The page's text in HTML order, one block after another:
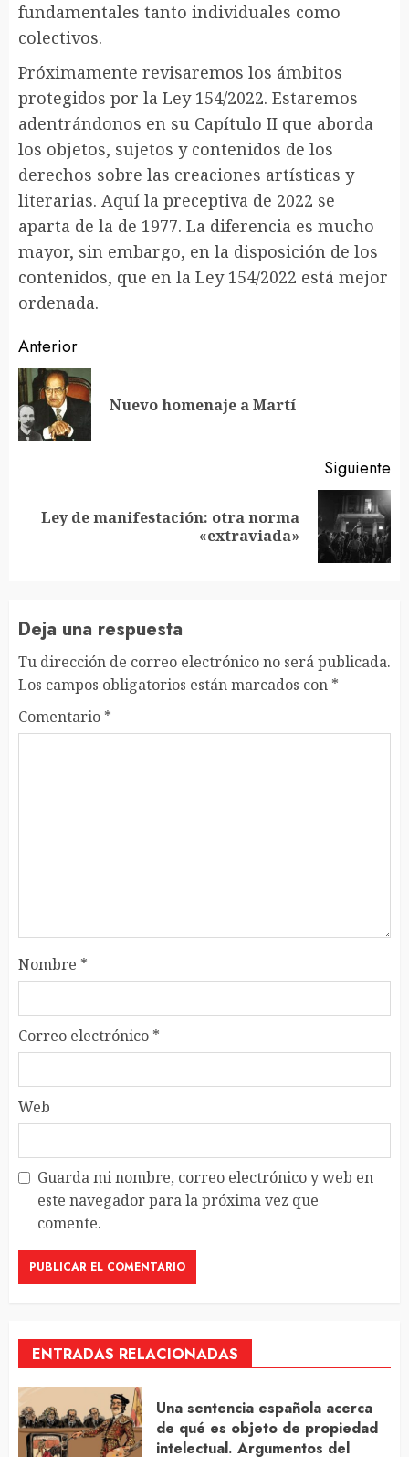
fundamentales tanto individuales como
colectivos.
Próximamente revisaremos los ámbitos
protegidos por la Ley 154/2022. Estaremos
adentrándonos en su Capítulo II que aborda
los objetos, sujetos y contenidos de los
derechos sobre las creaciones artísticas y
literarias. Aquí la preceptiva de 2022 se
aparta de la de 1977. La diferencia es mucho
mayor, sin embargo, en la disposición de los
contenidos, que en la Ley 154/2022 está mejor
ordenada.
Sigue
leyendo
Anterior
Nuevo homenaje a Martí
Siguiente
Siguiente
Ley de manifestación: otra norma
«extraviada»
Deja una respuesta
Tu dirección de correo electrónico no será publicada.
Los campos obligatorios están marcados con *
Comentario *
Nombre *
Correo electrónico *
Web
Guarda mi nombre, correo electrónico y web en
este navegador para la próxima vez que
comente.
ENTRADAS RELACIONADAS
Una sentencia española acerca
de qué es objeto de propiedad
intelectual. Argumentos del